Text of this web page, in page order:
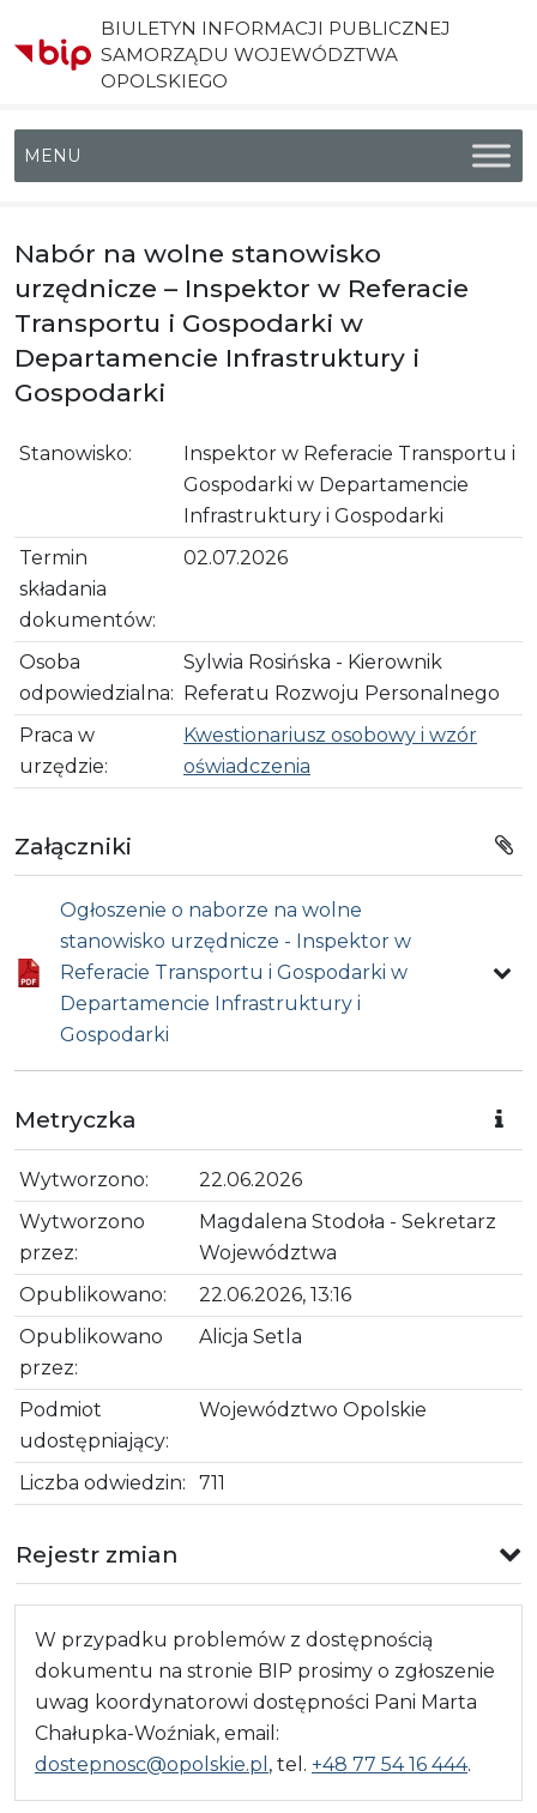
BIULETYN INFORMACJI PUBLICZNEJ
SAMORZĄDU WOJEWÓDZTWA
OPOLSKIEGO
Menu główne
Nabór na wolne stanowisko
urzędnicze – Inspektor w Referacie
Transportu i Gospodarki w
Departamencie Infrastruktury i
Gospodarki
Stanowisko:
Inspektor w Referacie Transportu i
Gospodarki w Departamencie
Infrastruktury i Gospodarki
Termin
składania
dokumentów:
02.07.2026
Osoba
odpowiedzialna:
Sylwia Rosińska - Kierownik
Referatu Rozwoju Personalnego
Praca w
urzędzie:
Kwestionariusz osobowy i wzór
oświadczenia
Załączniki
Ogłoszenie o naborze na wolne
stanowisko urzędnicze - Inspektor w
Referacie Transportu i Gospodarki w
Departamencie Infrastruktury i
Gospodarki
Metryczka
Wytworzono:
22.06.2026
Wytworzono
przez:
Magdalena Stodoła - Sekretarz
Województwa
Opublikowano:
22.06.2026, 13:16
Opublikowano
przez:
Alicja Setla
Podmiot
udostępniający:
Województwo Opolskie
Liczba odwiedzin: 711
Rejestr zmian
W przypadku problemów z dostępnością
dokumentu na stronie BIP prosimy o zgłoszenie
uwag koordynatorowi dostępności Pani Marta
Chałupka-Woźniak, email:
dostepnosc@opolskie.pl , tel. +48 77 54 16 444.